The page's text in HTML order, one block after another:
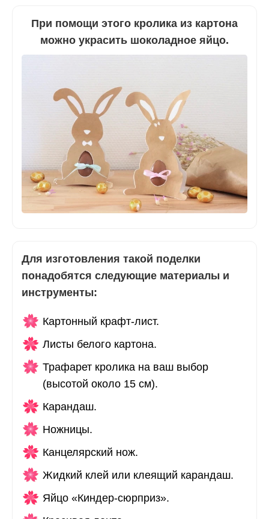
При помощи этого кролика из картона
можно украсить шоколадное яйцо.
Для изготовления такой поделки
понадобятся следующие материалы и
инструменты:
Картонный крафт-лист.
Листы белого картона.
Трафарет кролика на ваш выбор
(высотой около 15 см).
Карандаш.
Ножницы.
Канцелярский нож.
Жидкий клей или клеящий карандаш.
Яйцо «Киндер-сюрприз».